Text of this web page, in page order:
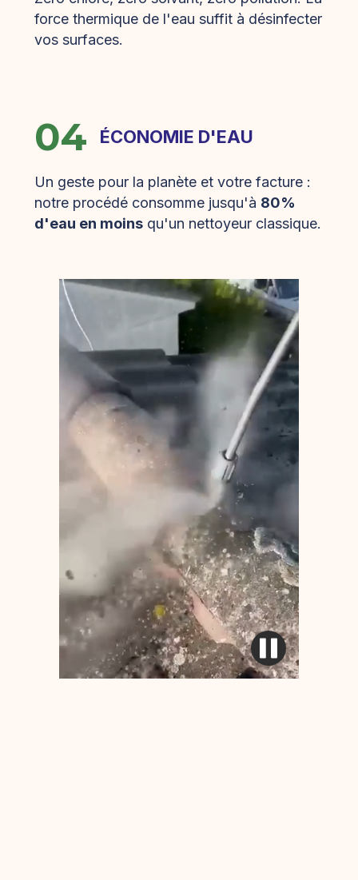
force thermique de l'eau suffit à désinfecter
vos surfaces.
04 ÉCONOMIE D'EAU
Un geste pour la planète et votre facture :
notre procédé consomme jusqu'à 80%
d'eau en moinsqu'un nettoyeur classique.